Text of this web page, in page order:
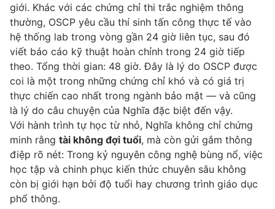
giới. Khác với các chứng chỉ thi trắc nghiệm thông
thường, OSCP yêu cầu thí sinh tấn công thực tế vào
hệ thống lab trong vòng gần 24 giờ liên tục, sau đó
viết báo cáo kỹ thuật hoàn chỉnh trong 24 giờ tiếp
theo. Tổng thời gian: 48 giờ. Đây là lý do OSCP được
coi là một trong những chứng chỉ khó và có giá trị
thực chiến cao nhất trong ngành bảo mật — và cũng
là lý do câu chuyện của Nghĩa đặc biệt đến vậy.
Với hành trình tự học từ nhỏ, Nghĩa không chỉ chứng
minh rằng tài không đợi tuổi, mà còn gửi gắm thông
điệp rõ nét: Trong kỷ nguyên công nghệ bùng nổ, việc
học tập và chinh phục kiến thức chuyên sâu không
còn bị giới hạn bởi độ tuổi hay chương trình giáo dục
phổ thông.